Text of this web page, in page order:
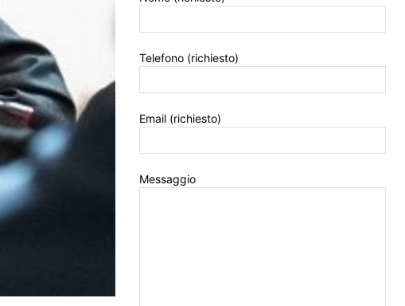
Telefono (richiesto)
Email (richiesto)
Messaggio